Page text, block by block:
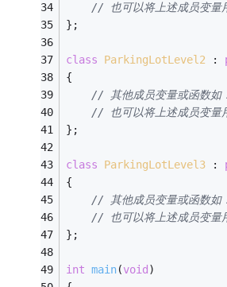
// 也可以将上述成员变
};
class ParkingLotLevel2 :
{
// 其他成员变量或函数如
// 也可以将上述成员变
};
class ParkingLotLevel3 :
{
// 其他成员变量或函数如
// 也可以将上述成员变
};
int main(void )